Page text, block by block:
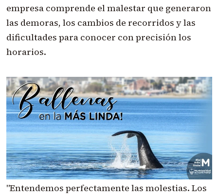
empresa comprende el malestar que generaron
las demoras, los cambios de recorridos y las
dificultades para conocer con precisión los
horarios.
"Entendemos perfectamente las molestias. Los